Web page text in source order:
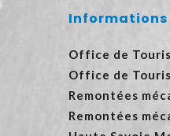
Office de
Office de
Remontées
Remontées